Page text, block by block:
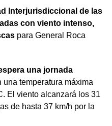
a 17.
activó un
combinó trabajo
urbano. Hasta las
con equipos de
en el territorio: uno de
Civil coordinando la
distintos barrios
asistencia directa. La
Interjurisdiccional de las
con viento intenso,
para General Roca
una jornada
una temperatura máxima
El viento alcanzará los 31
de hasta 37 km/h por la